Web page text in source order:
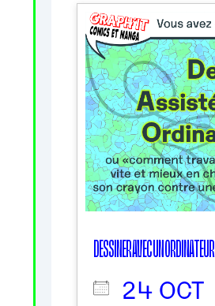
DESSINER AVEC UN ORDINATEUR
24 OCT